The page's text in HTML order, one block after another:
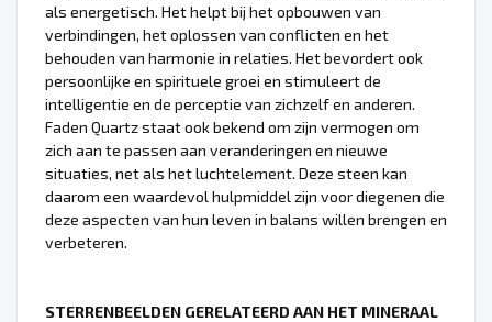
als energetisch. Het helpt bij het opbouwen van
verbindingen, het oplossen van conflicten en het
behouden van harmonie in relaties. Het bevordert ook
persoonlijke en spirituele groei en stimuleert de
intelligentie en de perceptie van zichzelf en anderen.
Faden Quartz staat ook bekend om zijn vermogen om
zich aan te passen aan veranderingen en nieuwe
situaties, net als het luchtelement. Deze steen kan
daarom een waardevol hulpmiddel zijn voor diegenen die
deze aspecten van hun leven in balans willen brengen en
verbeteren.
STERRENBEELDEN GERELATEERD AAN HET MINERAAL